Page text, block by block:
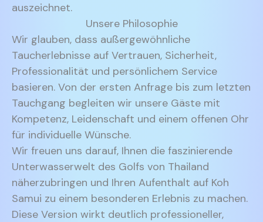
auszeichnet.
Unsere Philosophie
Wir glauben, dass außergewöhnliche
Taucherlebnisse auf Vertrauen, Sicherheit,
Professionalität und persönlichem Service
basieren. Von der ersten Anfrage bis zum letzten
Tauchgang begleiten wir unsere Gäste mit
Kompetenz, Leidenschaft und einem offenen Ohr
für individuelle Wünsche.
Wir freuen uns darauf, Ihnen die faszinierende
Unterwasserwelt des Golfs von Thailand
näherzubringen und Ihren Aufenthalt auf Koh
Samui zu einem besonderen Erlebnis zu machen.
Diese Version wirkt deutlich professioneller,